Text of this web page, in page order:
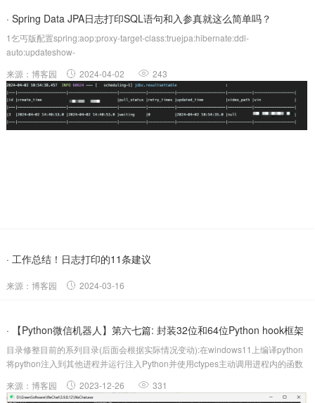
· Spring Data JPA日志打印SQL语句和入参真就这么简单吗？
1乞丐版配置spring:aop:proxy-target-class:truejpa:hibernate:ddl-
auto:updateshow-
来源：博客园 2024-04-02 243
· 工作总结！日志打印的11条建议
来源：博客园 2024-03-16
· 【Python微信机器人】第六七篇: 封装32位和64位Python hook框架
实战打印...
目录修整目前的系列目录(后面会根据实际情况变动):在windows11上编译python
将python注入到其他进程并运行注入Python并使用ctypes主动调用进程内的函数
允许Python加载运行py脚本且...
来源：博客园 2023-12-26 331